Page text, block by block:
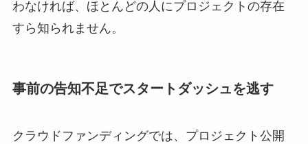
わなければ、ほとんどの人にプロジェクトの存在
すら知られません。
事前の告知不足でスタートダッシュを逃す
クラウドファンディングでは、プロジェクト公開